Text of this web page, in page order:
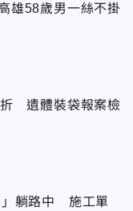
雄58歲男一絲不掛
遺體裝袋報案檢
」躺路中 施工單